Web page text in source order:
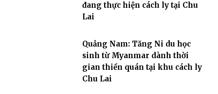
đang thực hiện cách ly tại Chu
Lai
Quảng Nam: Tăng Ni du học
sinh từ Myanmar dành thời
gian thiền quán tại khu cách ly
Chu Lai